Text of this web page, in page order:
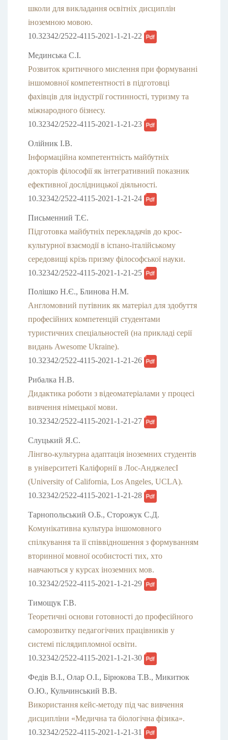
школи для викладання освітніх дисциплін
іноземною мовою.
10.32342/2522-4115-2021-1-21-22
Мединська С.І.
Розвиток критичного мислення при формуванні
іншомовної компетентності в підготовці
фахівців для індустрії гостинності, туризму та
міжнародного бізнесу.
10.32342/2522-4115-2021-1-21-23
Олійник І.В.
Інформаційна компетентність майбутніх
докторів філософії як інтегративний показник
ефективної дослідницької діяльності.
10.32342/2522-4115-2021-1-21-24
Письменний Т.Є.
Підготовка майбутніх перекладачів до крос-
культурної взаємодії в іспано-італійському
середовищі крізь призму філософської науки.
10.32342/2522-4115-2021-1-21-25
Полішко Н.Є., Блинова Н.М.
Англомовний путівник як матеріал для здобуття
професійних компетенцій студентами
туристичних спеціальностей (на прикладі серії
видань Awesome Ukraine).
10.32342/2522-4115-2021-1-21-26
Рибалка Н.В.
Дидактика роботи з відеоматеріалами у процесі
вивчення німецької мови.
10.32342/2522-4115-2021-1-21-27
Слуцький Я.С.
Лінгво-культурна адаптація іноземних студентів
в університеті Каліфорнії в Лос-АнджелесІ
(University of California, Los Angeles, UCLA).
10.32342/2522-4115-2021-1-21-28
Тарнопольський О.Б., Сторожук С.Д.
Комунікативна культура іншомовного
спілкування та її співвідношення з формуванням
вторинної мовної особистості тих, хто
навчаються у курсах іноземних мов.
10.32342/2522-4115-2021-1-21-29
Тимощук Г.В.
Теоретичні основи готовності до професійного
саморозвитку педагогічних працівників у
системі післядипломної освіти.
10.32342/2522-4115-2021-1-21-30
Федів В.І., Олар О.І., Бірюкова Т.В., Микитюк
О.Ю., Кульчинський В.В.
Використання кейс-методу під час вивчення
дисципліни «Медична та біологічна фізика».
10.32342/2522-4115-2021-1-21-31